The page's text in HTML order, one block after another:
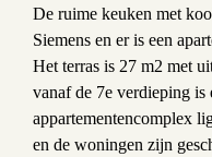
De ruime keuken met
Siemens en er is een
Het terras is 27 m2 met
vanaf de 7e verdieping is
appartementencomplex
en de woningen zijn